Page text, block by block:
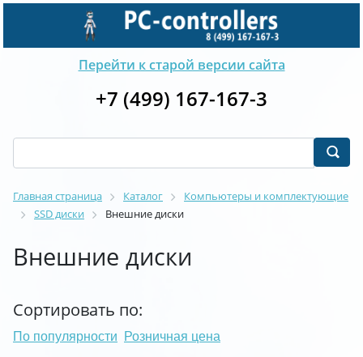
Перейти к старой версии сайта
+7 (499) 167-167-3
Главная страница Каталог
Компьютеры и комплектующие
SSD диски
Внешние диски
Внешние диски
Сортировать по:
По популярности Розничная цена